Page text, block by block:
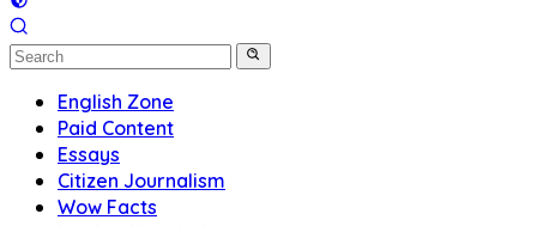
English Zone
Paid Content
Essays
Citizen Journalism
Wow Facts